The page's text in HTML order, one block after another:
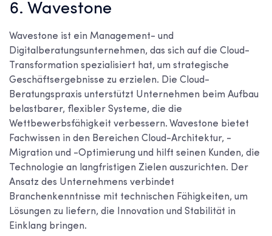
6. Wavestone
Wavestone ist ein Management- und
Digitalberatungsunternehmen, das sich auf die Cloud-
Transformation spezialisiert hat, um strategische
Geschäftsergebnisse zu erzielen. Die Cloud-
Beratungspraxis unterstützt Unternehmen beim Aufbau
belastbarer, flexibler Systeme, die die
Wettbewerbsfähigkeit verbessern. Wavestone bietet
Fachwissen in den Bereichen Cloud-Architektur, -
Migration und -Optimierung und hilft seinen Kunden, die
Technologie an langfristigen Zielen auszurichten. Der
Ansatz des Unternehmens verbindet
Branchenkenntnisse mit technischen Fähigkeiten, um
Lösungen zu liefern, die Innovation und Stabilität in
Einklang bringen.